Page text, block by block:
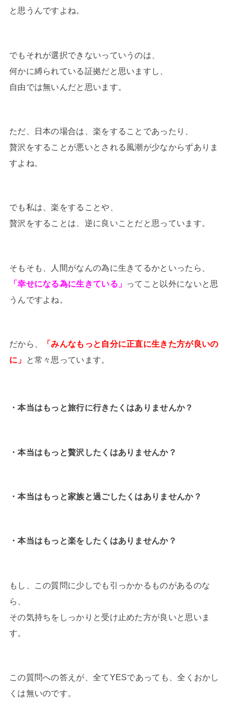
と思うんですよね。
でもそれが選択できないっていうのは、
何かに縛られている証拠だと思いますし、
自由では無いんだと思います。
ただ、日本の場合は、楽をすることであったり、
贅沢をすることが悪いとされる風潮が少なからずありま
すよね。
でも私は、楽をすることや、
贅沢をすることは、逆に良いことだと思っています。
そもそも、人間がなんの為に生きてるかといったら、
「幸せになる為に生きている」 ってこと以外にないと思
うんですよね。
だから、
「みんなもっと自分に正直に生きた方が良いの
に」
と常々思っています。
・本当はもっと旅行に行きたくはありませんか？
・本当はもっと贅沢したくはありませんか？
・本当はもっと家族と過ごしたくはありませんか？
・本当はもっと楽をしたくはありませんか？
もし、この質問に少しでも引っかかるものがあるのな
ら、
その気持ちをしっかりと受け止めた方が良いと思いま
す。
この質問への答えが、全てYESであっても、全くおかし
くは無いのです。